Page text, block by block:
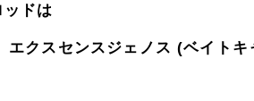
ドは
エクスセンスジェノス (ベイト